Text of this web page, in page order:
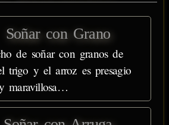
Soñar con Grano
de soñar con granos de
trigo y el arroz es presagio
maravillosa…